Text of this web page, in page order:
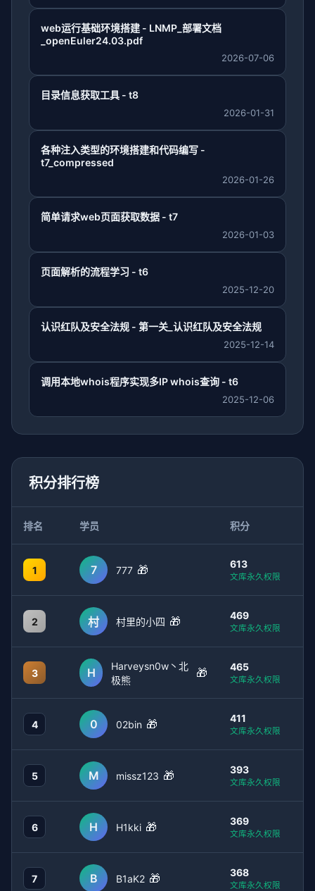
web运行基础环境搭建 - LNMP_部署文档
_openEuler24.03.pdf
2026-07-06
目录信息获取工具 - t8
2026-01-31
各种注入类型的环境搭建和代码编写 -
t7_compressed
2026-01-26
简单请求web页面获取数据 - t7
2026-01-03
页面解析的流程学习 - t6
2025-12-20
认识红队及安全法规 - 第一关_认识红队及安全法规
2025-12-14
调用本地whois程序实现多IP whois查询 - t6
2025-12-06
积分排行榜
排名 学员 积分
1 7 777 🎁 613
文库永久权限
2 村 村里的小四 🎁 469
文库永久权限
3 H
Harveysn0w丶北
极熊
🎁 465
文库永久权限
4 0 02bin 🎁 411
文库永久权限
5 M missz123 🎁 393
文库永久权限
6 H H1kki 🎁 369
文库永久权限
7 B B1aK2 🎁 368
文库永久权限